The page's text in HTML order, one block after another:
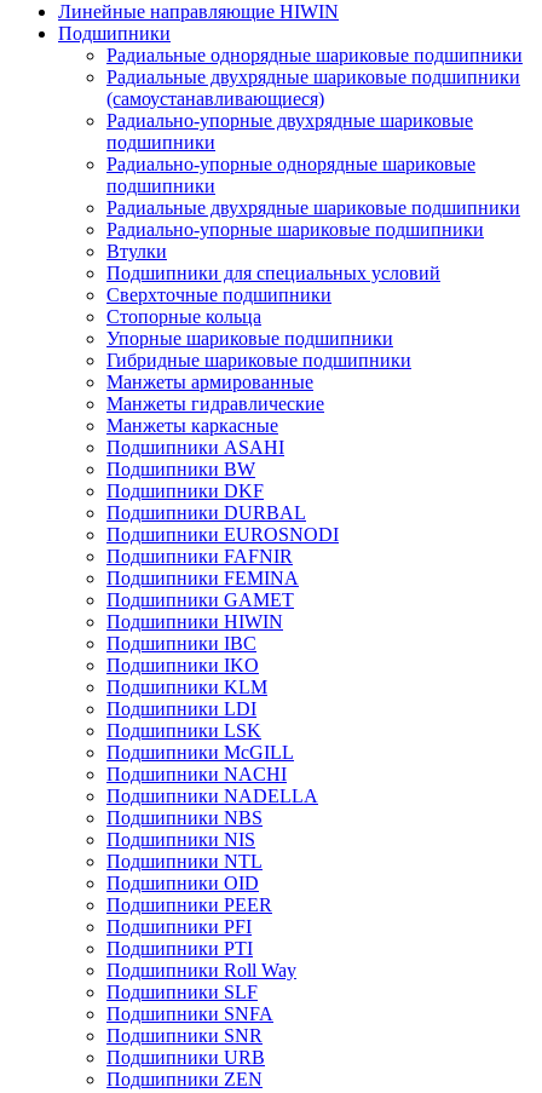
Линейные направляющие HIWIN
Подшипники
Радиальные однорядные шариковые подшипники
Радиальные двухрядные шариковые подшипники
(самоустанавливающиеся)
Радиально-упорные двухрядные шариковые
подшипники
Радиально-упорные однорядные шариковые
подшипники
Радиальные двухрядные шариковые подшипники
Радиально-упорные шариковые подшипники
Втулки
Подшипники для специальных условий
Сверхточные подшипники
Стопорные кольца
Упорные шариковые подшипники
Гибридные шариковые подшипники
Манжеты армированные
Манжеты гидравлические
Манжеты каркасные
Подшипники ASAHI
Подшипники BW
Подшипники DKF
Подшипники DURBAL
Подшипники EUROSNODI
Подшипники FAFNIR
Подшипники FEMINA
Подшипники GAMET
Подшипники HIWIN
Подшипники IBC
Подшипники IKO
Подшипники KLM
Подшипники LDI
Подшипники LSK
Подшипники McGILL
Подшипники NACHI
Подшипники NADELLA
Подшипники NBS
Подшипники NIS
Подшипники NTL
Подшипники OID
Подшипники PEER
Подшипники PFI
Подшипники PTI
Подшипники Roll Way
Подшипники SLF
Подшипники SNFA
Подшипники SNR
Подшипники URB
Подшипники ZEN